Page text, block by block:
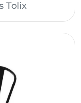
Tolix